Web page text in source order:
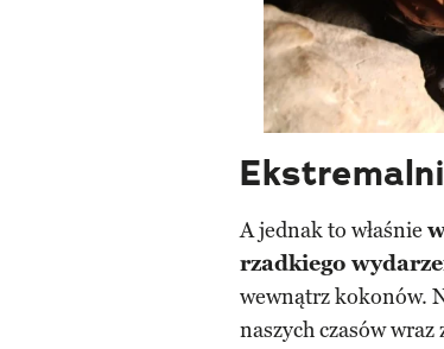
A jednak to właśnie
rzadkiego
wewnątrz kokonów.
naszych czasów